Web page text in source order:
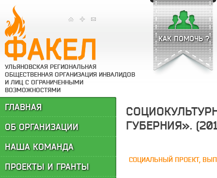
УЛЬЯНОВСКАЯ РЕГИОНАЛЬНАЯ
ОБЩЕСТВЕННАЯ ОРГАНИЗАЦИЯ ИНВАЛИДОВ
И ЛИЦ С ОГРАНИЧЕННЫМИ
ВОЗМОЖНОСТЯМИ
КАК ПОМОЧЬ ?
ГЛАВНАЯ
ОБ ОРГАНИЗАЦИИ
НАША КОМАНДА
ПРОЕКТЫ И ГРАНТЫ
ГУБЕРНИЯ».
СОЦИАЛЬНЫЙ ПРОЕКТ,